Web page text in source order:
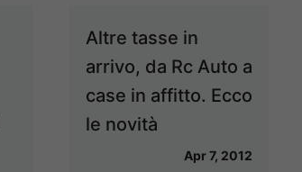
Altre tasse in
arrivo, da Rc Auto a
case in affitto. Ecco
le novità
Apr 7, 2012